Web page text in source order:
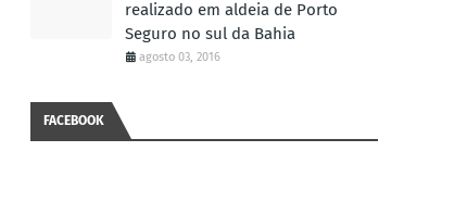
realizado em aldeia de Porto
Seguro no sul da Bahia
agosto 03, 2016
FACEBOOK